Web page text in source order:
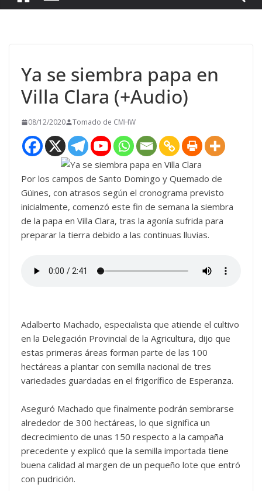
Ya se siembra papa en
Villa Clara (+Audio)
08/12/2020 Tomado de CMHW
Por los campos de Santo Domingo y Quemado de
Güines, con atrasos según el cronograma previsto
inicialmente, comenzó este fin de semana la siembra
de la papa en Villa Clara, tras la agonía sufrida para
preparar la tierra debido a las continuas lluvias.
Adalberto Machado, especialista que atiende el cultivo
en la Delegación Provincial de la Agricultura, dijo que
estas primeras áreas forman parte de las 100
hectáreas a plantar con semilla nacional de tres
variedades guardadas en el frigorífico de Esperanza.
Aseguró Machado que finalmente podrán sembrarse
alrededor de 300 hectáreas, lo que significa un
decrecimiento de unas 150 respecto a la campaña
precedente y explicó que la semilla importada tiene
buena calidad al margen de un pequeño lote que entró
con pudrición.